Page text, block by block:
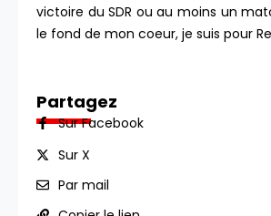
victoire du SDR ou au moins un
le fond de mon coeur, je suis pour
Partagez
Sur Facebook
Sur X
Par mail